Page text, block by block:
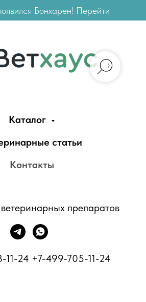
Бонхарен! Перейти
Каталог
статьи
Контакты
препаратов
11-24 +7-499-705-11-24